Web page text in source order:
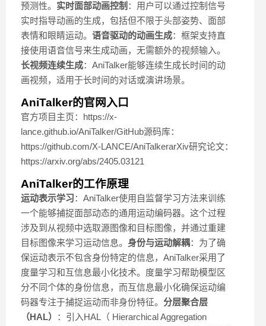
预测性。 实时面部动画控制 ：用户可以通过控制信号
实时指导动画的生成，包括但不限于头部姿势、面部
表情和眼睛运动。 语音驱动的动画生成：框架支持直
接使用语音信号来生成动画，无需额外的视频输入。
长视频连续生成：AniTalker能够连续生成长时间的动
画视频，适用于长时间的对话或演讲场景。
AniTalker的官网入口
官方项目主页：https://x-
lance.github.io/AniTalker/GitHub源码库：
https://github.com/X-LANCE/AniTalkerarXiv研究论文：
https://arxiv.org/abs/2405.03121
AniTalker的工作原理
运动表示学习：AniTalker使用自监督学习方法来训练
一个能够捕捉面部动态的通用运动编码器。这个过程
涉及到从视频中选取源图像和目标图像，并通过重建
目标图像来学习运动信息。 身份与运动解耦：为了确
保运动表示不包含身份特定的信息，AniTalker采用了
度量学习和互信息最小化技术。度量学习帮助模型区
分不同个体的身份信息，而互信息最小化确保运动编
码器专注于捕捉运动而非身份特征。 分层聚合层
（HAL）
：引入HAL（ Hierarchical Aggregation